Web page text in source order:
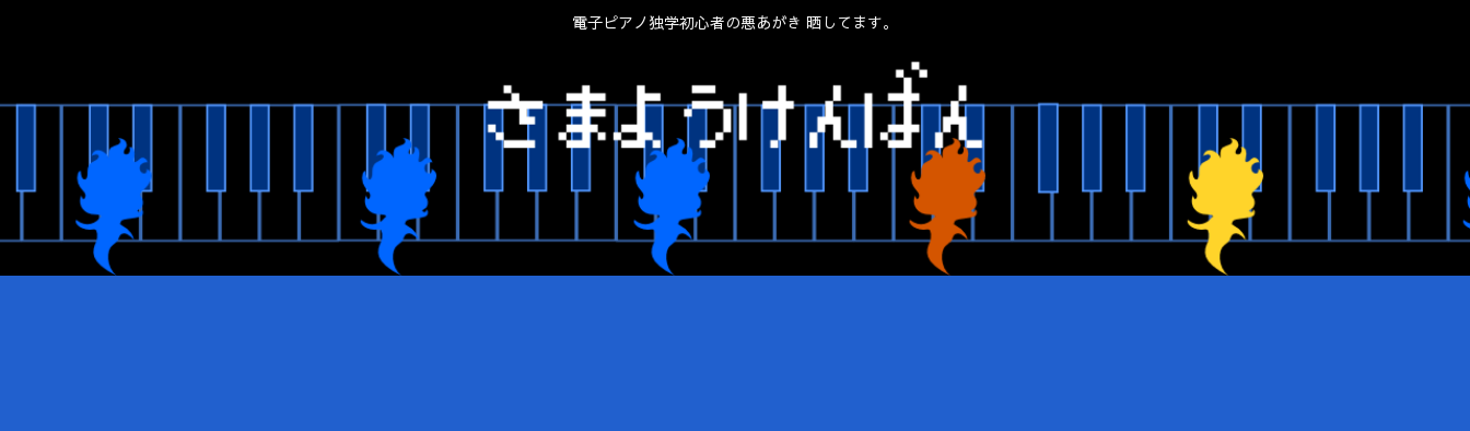
電子ピアノ独学初心者の悪あがき 晒してます。